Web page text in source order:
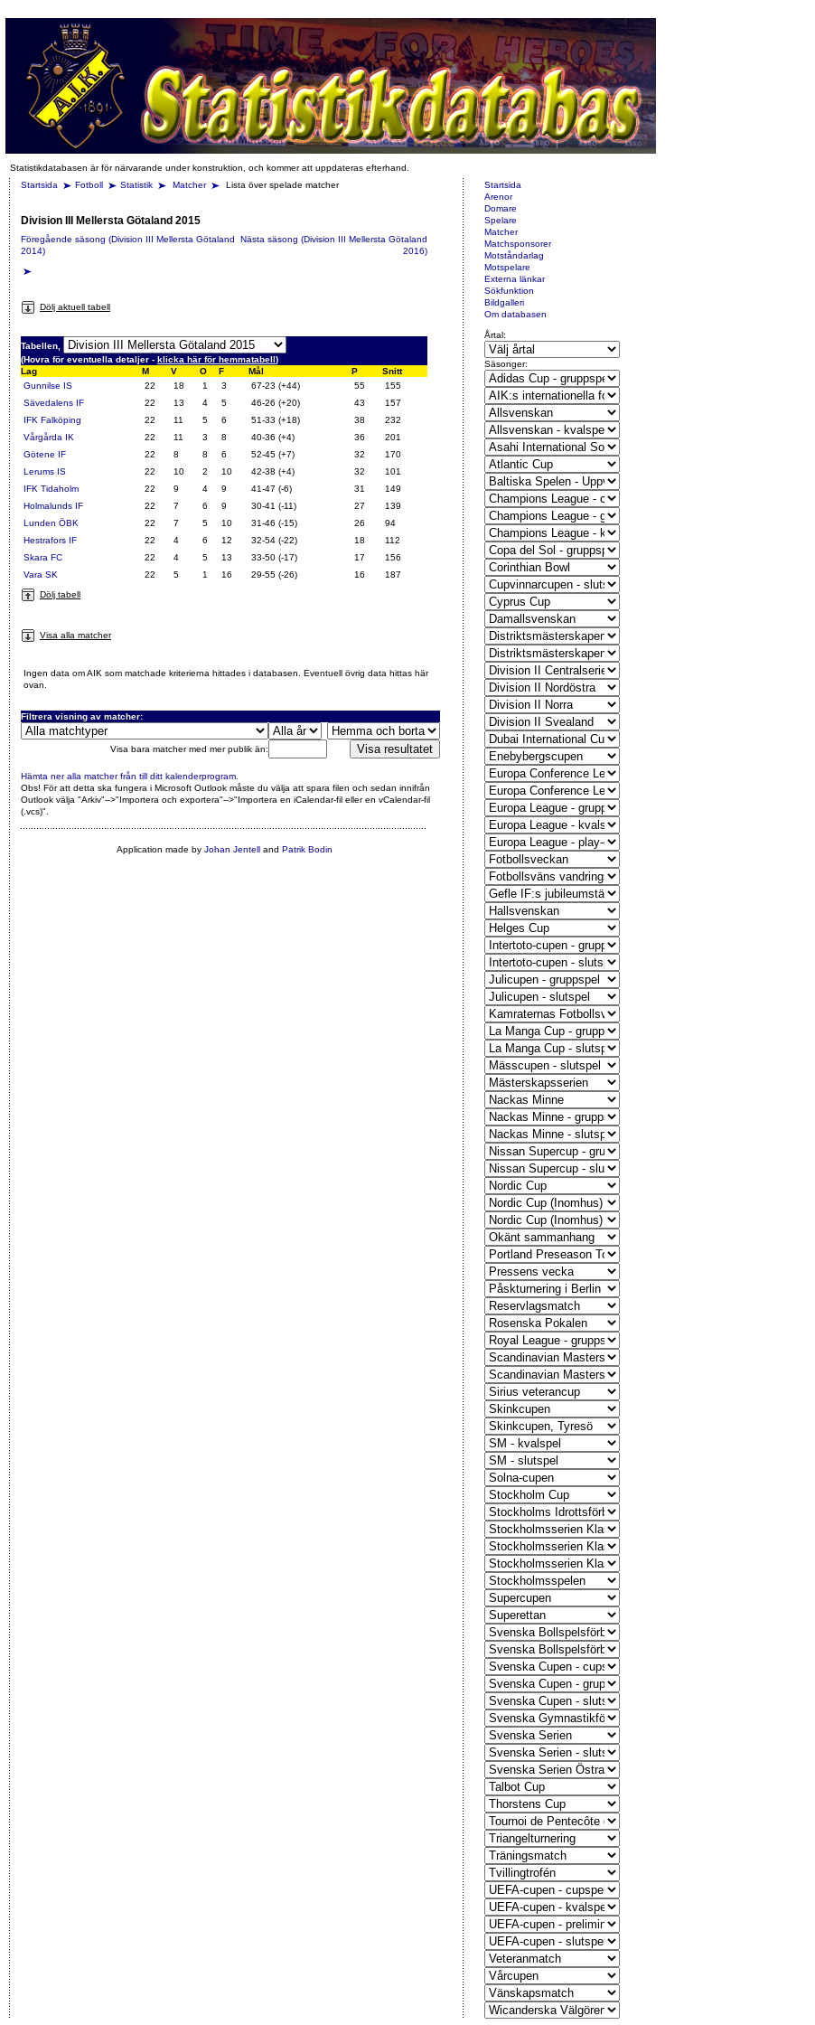
Statistikdatabasen är för närvarande under konstruktion, och kommer att uppdateras efterhand.
Startsida
Fotboll Statistik Matcher Lista över spelade matcher
Division III Mellersta Götaland 2015
Föregående säsong (Division III Mellersta Götaland
2014)
Nästa säsong (Division III Mellersta Götaland
2016)
Dölj aktuell tabell
Tabellen,
(Hovra för eventuella detaljer - klicka här för hemmatabell)
Lag
M V O F Mål P
Snitt
Gunnilse IS
22 18 1 3 67-23 (+44) 55
155
Sävedalens IF
22 13 4 5 46-26 (+20) 43
157
IFK Falköping
22 11 5 6 51-33 (+18) 38
232
Vårgårda IK
22 11 3 8 40-36 (+4) 36
201
Götene IF
22 8 8 6 52-45 (+7) 32
170
Lerums IS
22 10 2 10 42-38 (+4) 32
101
IFK Tidaholm
22 9 4 9 41-47 (-6) 31
149
Holmalunds IF
22 7 6 9 30-41 (-11) 27
139
Lunden ÖBK
22 7 5 10 31-46 (-15) 26
94
Hestrafors IF
22 4 6 12 32-54 (-22) 18
112
Skara FC
22 4 5 13 33-50 (-17) 17
156
Vara SK
22 5 1 16 29-55 (-26) 16
187
Dölj tabell
Visa alla matcher
Ingen data om AIK som matchade kriterierna hittades i databasen. Eventuell övrig data hittas här
ovan.
Filtrera visning av matcher:
Visa bara matcher med mer publik än:
Hämta ner alla matcher från till ditt kalenderprogram
Obs! För att detta ska fungera i Microsoft Outlook måste du välja att spara filen och sedan innifrån
Outlook välja "Arkiv"-->"Importera och exportera"-->"Importera en iCalendar-fil eller en vCalendar-fil
(.vcs)"
Application made by Johan Jentelland Patrik Bodin
Startsida
Arenor
Domare
Spelare
Matcher
Matchsponsorer
Motståndarlag
Motspelare
Externa länkar
Sökfunktion
Bildgalleri
Om databasen
Årtal:
Säsonger: